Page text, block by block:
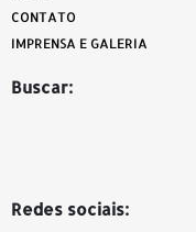
CONTATO
IMPRENSA E GALERIA
Buscar:
Redes sociais: